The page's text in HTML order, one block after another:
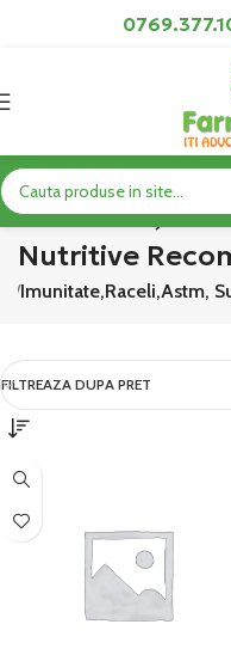
Nutritive
Imunitate,Raceli,Astm,
FILTREAZA DUPA PRET